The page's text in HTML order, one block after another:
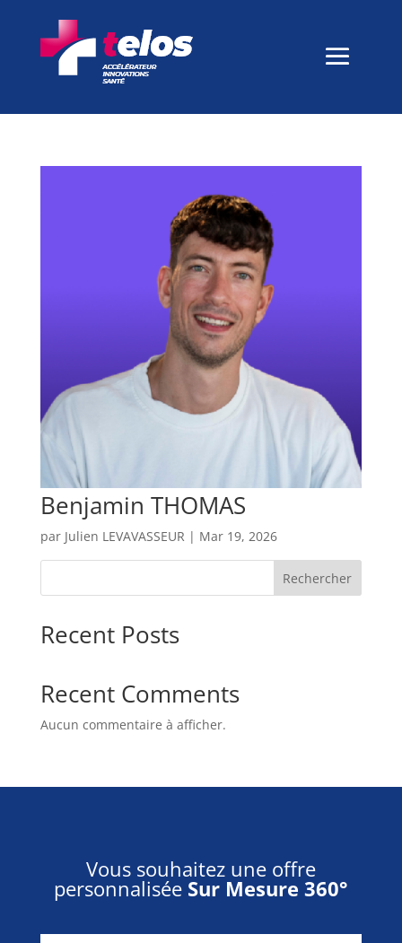
Benjamin THOMAS
par Julien LEVAVASSEUR | Mar 19, 2026
Rechercher
Recent Posts
Recent Comments
Aucun commentaire à afficher.
Vous souhaitez une offre
personnalisée Sur Mesure 360°